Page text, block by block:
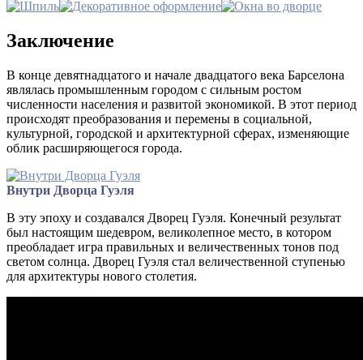
Заключение
В конце девятнадцатого и начале двадцатого века Барселона
являлась промышленным городом с сильным ростом
численности населения и развитой экономикой. В этот период
происходят преобразования и перемены в социальной,
культурной, городской и архитектурной сферах, изменяющие
облик расширяющегося города.
Внутри Дворца Гуэля
В эту эпоху и создавался Дворец Гуэля. Конечный результат
был настоящим шедевром, великолепное место, в котором
преобладает игра правильных и величественных тонов под
светом солнца. Дворец Гуэля стал величественной ступенью
для архитектуры нового столетия.